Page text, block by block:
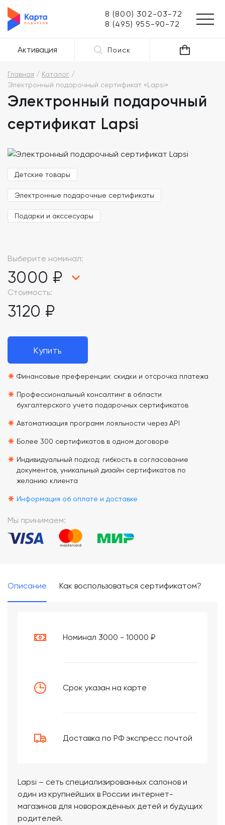
8 (800) 302-03-72
8 (495) 955-90-72
Активация Поиск
Главная
Каталог
Электронный подарочный сертификат «Lapsi»
Электронный подарочный
сертификат Lapsi
Детские товары
Электронные подарочные сертификаты
Подарки и акссесуары
Выберите номинал:
3000 ₽
Стоимость:
3120 ₽
Купить
* Финансовые преференции: скидки и отсрочка платежа
* Профессиональный консалтинг в области
бухгалтерского учета подарочных сертификатов
* Автоматизация программ лояльности через API
* Более 300 сертификатов в одном договоре
* Индивидуальный подход: гибкость в согласование
документов, уникальный дизайн сертификатов по
желанию клиента
* Информация об оплате и доставке
Мы принимаем:
Описание Как воспользоваться сертификатом?
Номинал 3000 - 10000 ₽
Срок указан на карте
Доставка по РФ экспресс почтой
Lapsi – сеть специализированных салонов и
один из крупнейших в России интернет-
магазинов для новорождённых детей и будущих
родителей.